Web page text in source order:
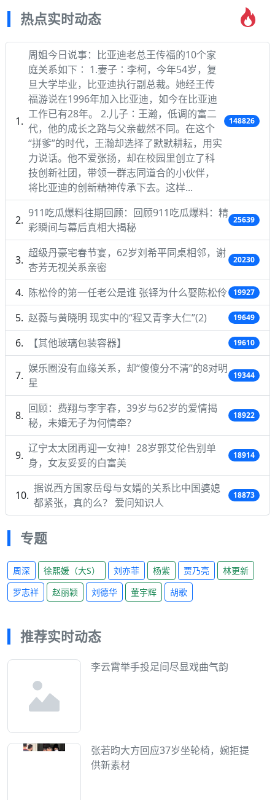
热点实时动态
周姐今日说事：比亚迪老总王传福的10个家
庭关系如下∶ 1.妻子∶李柯，今年54岁，复
旦大学毕业，比亚迪执行副总裁。她经王传
福游说在1996年加入比亚迪，如今在比亚迪
工作已有28年。 2.儿子∶王瀚，低调的富二
代，他的成长之路与父亲截然不同。在这个
“拼爹”的时代，王瀚却选择了默默耕耘，用实
力说话。他不爱张扬，却在校园里创立了科
技创新社团，带领一群志同道合的小伙伴，
将比亚迪的创新精神传承下去。这样...
148826
911吃瓜爆料往期回顾：回顾911吃瓜爆料：精
彩瞬间与幕后真相大揭秘
25639
超级丹豪宅春节宴，62岁刘希平同桌相邻，谢
杏芳无视关系亲密
20230
陈松伶的第一任老公是谁 张铎为什么娶陈松伶 19927
赵薇与黄晓明 现实中的“程又青李大仁”(2) 19649
【其他玻璃包装容器】 19610
娱乐圈没有血缘关系，却“傻傻分不清”的8对明
星
19344
回顾：费翔与李宇春，39岁与62岁的爱情揭
秘，未婚无子为何情牵？
18922
辽宁太太团再迎一女神！28岁郭艾伦告别单
身，女友妥妥的白富美
18914
据说西方国家岳母与女婿的关系比中国婆媳
都紧张，真的么？ 爱问知识人
18873
专题
周深 徐熙媛（大S） 刘亦菲 杨紫 贾乃亮
林更新
罗志祥
赵丽颖 刘德华 董宇辉 胡歌
推荐实时动态
李云霄举手投足间尽显戏曲气韵
张若昀大方回应37岁坐轮椅，婉拒提
供新素材